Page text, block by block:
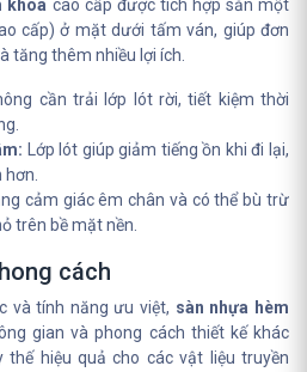
khóa cao cấp được tích hợp sẵn một
cấp) ở mặt dưới tấm ván, giúp đơn
tăng thêm nhiều lợi ích.
cần trải lớp lót rời, tiết kiệm thời
Lớp lót giúp giảm tiếng ồn khi đi lại,
cảm giác êm chân và có thể bù trừ
trên bề mặt nền.
cách
và tính năng ưu việt, sàn nhựa hèm
gian và phong cách thiết kế khác
hiệu quả cho các vật liệu truyền